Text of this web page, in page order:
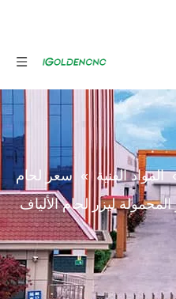
المواد الفنية » سعر لحام
المحمولة ليزر لحام الألياف